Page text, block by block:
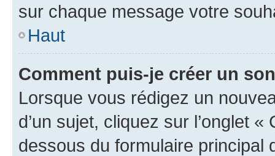
sur chaque message votre
Haut
Comment puis-je créer un
Lorsque vous rédigez un
d’un sujet, cliquez sur l’onglet
dessous du formulaire principal